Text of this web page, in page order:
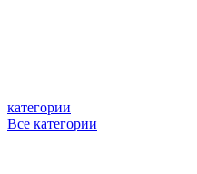
категории
Все категории